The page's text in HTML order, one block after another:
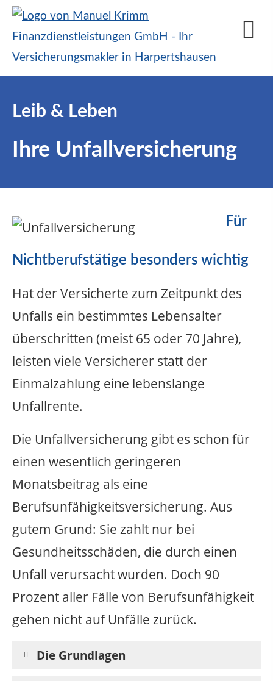
Leib & Leben
Ihre Unfallversicherung
Für
Nichtberufstätige besonders wichtig
Hat der Versicherte zum Zeitpunkt des
Unfalls ein bestimmtes Lebensalter
überschritten (meist 65 oder 70 Jahre),
leisten viele Versicherer statt der
Einmalzahlung eine lebenslange
Unfallrente.
Die Unfallversicherung gibt es schon für
einen wesentlich geringeren
Monatsbeitrag als eine
Berufsunfähigkeitsversicherung. Aus
gutem Grund: Sie zahlt nur bei
Gesundheitsschäden, die durch einen
Unfall verursacht wurden. Doch 90
Prozent aller Fälle von Berufsunfähigkeit
gehen nicht auf Unfälle zurück.
Die Grundlagen